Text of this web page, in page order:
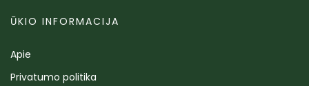
ŪKIO INFORMACIJA
Apie
Privatumo politika